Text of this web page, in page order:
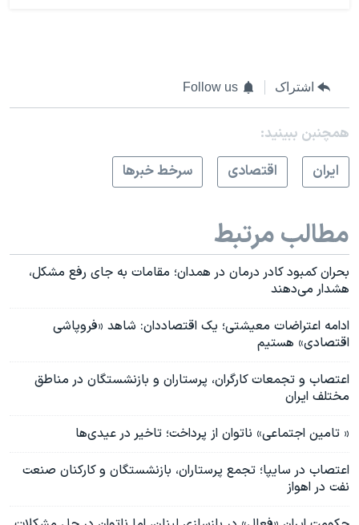
اشتراک Follow us
همچنبن ببینید:
ايران
اقتصادی سرخط خبرها
مطالب مرتبط
بحران کمبود کادر درمان در همدان؛ مقامات به جای رفع مشکل،
هشدار می‌دهند
ادامه اعتراضات معیشتی؛ یک اقتصاددان: شاهد «فروپاشی
اقتصادی» هستیم
اعتصاب و تجمعات کارگران، پرستاران و بازنشستگان در مناطق
مختلف ایران
«‌ ‌تامین اجتماعی» ناتوان از پرداخت؛ تاخیر در عیدی‌ها
اعتصاب در سایپا؛ تجمع پرستاران، بازنشستگان و کارکنان صنعت
نفت در اهواز